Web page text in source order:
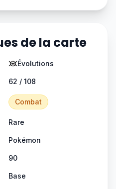
de la carte
Évolutions
62 / 108
Combat
Rare
Pokémon
90
Base